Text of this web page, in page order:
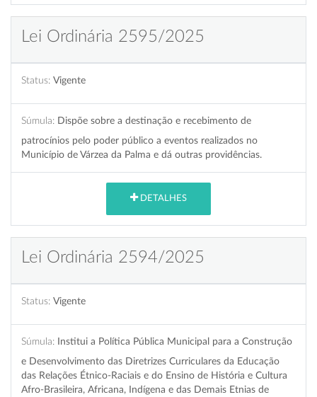
Lei Ordinária 2595/2025
Status: Vigente
Súmula: Dispõe sobre a destinação e recebimento de
patrocínios pelo poder público a eventos realizados no
Município de Várzea da Palma e dá outras providências.
DETALHES
Lei Ordinária 2594/2025
Status: Vigente
Súmula: Institui a Política Pública Municipal para a Construção
e Desenvolvimento das Diretrizes Curriculares da Educação
das Relações Étnico-Raciais e do Ensino de História e Cultura
Afro-Brasileira, Africana, Indígena e das Demais Etnias de